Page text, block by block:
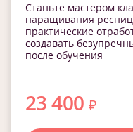
Станьте мастером
наращивания
практические
создавать
после обучения
23 400₽